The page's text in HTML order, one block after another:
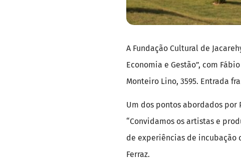
A Fundação Cultural de
Economia e Gestão”, com
Monteiro Lino, 3595. Entrada
Um dos pontos abordados por
“Convidamos os artistas e
de experiências de incubação
Ferraz.